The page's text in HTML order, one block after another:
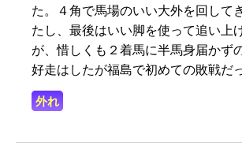
た。４角で馬場のいい大外を回して
たし、最後はいい脚を使って追い上
が、惜しくも２着馬に半馬身届かず
好走はしたが福島で初めての敗戦だっ
外れ